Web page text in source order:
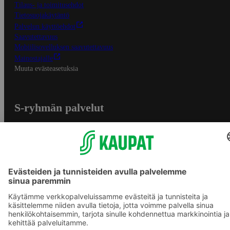
Tilaus- ja toimitusehdot
Tietosuojakäytäntö
Palvelun käyttöehdot
Saavutettavuus
Mobiilisovelluksen saavutettavuus
Mainostajalle
Muuta evästeasetuksia
S-ryhmän palvelut
S-ostoslista -sovellus
Prisma.fi
Sokos.fi
S-Pankki
Yhteishyvä
Sokos Hotels